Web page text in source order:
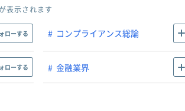
表示されます
ローする コンプライアンス総論
ローする 金融業界